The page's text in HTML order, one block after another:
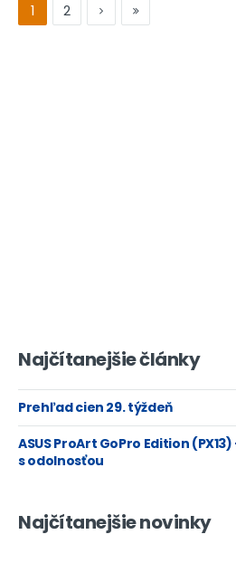
1 2
Najčítanejšie články
Prehľad cien 29. týždeň
ASUS ProArt GoPro Edition
s odolnosťou
Najčítanejšie novinky